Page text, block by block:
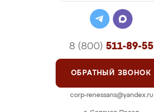
8 (800) 511-89-55
ОБРАТНЫЙ ЗВОНОК
corp-renessans@yandex.ru